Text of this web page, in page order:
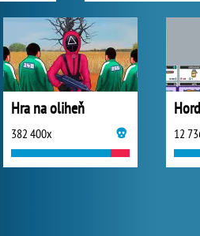
Hra na oliheň
382 400x 12